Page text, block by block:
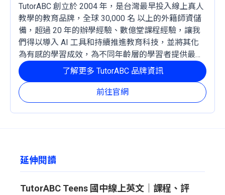
TutorABC 創立於 2004 年，是台灣最早投入線上真人
教學的教育品牌，全球 30,000 名 以上的外籍師資儲
備，超過 20 年的辦學經驗、數億堂課程經驗，讓我
們得以導入 AI 工具和持續推進教育科技，並將其化
為有感的學習成效，為不同年齡層的學習者提供最穩
定且有效的成長路徑。
前往官網
了解更多 TutorABC 品牌資訊
延伸閱讀
TutorABC Teens 國中線上英文｜課程、評